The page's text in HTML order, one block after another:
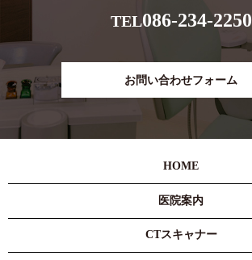
TEL086-234-2250
お問い合わせフォーム
HOME
医院案内
CTスキャナー